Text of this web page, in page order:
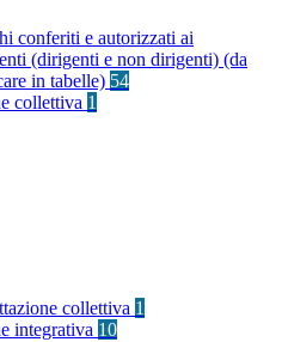
conferiti e autorizzati ai
(dirigenti e non dirigenti) (da
in tabelle) 54
collettiva 1
collettiva 1
integrativa 10